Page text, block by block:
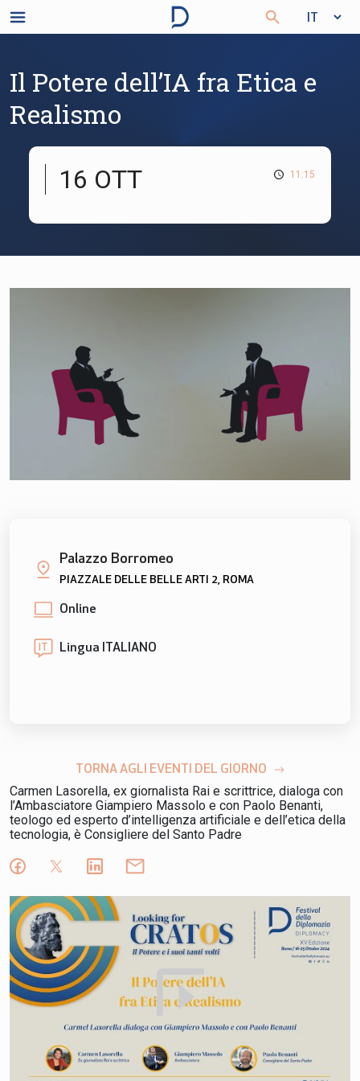
Il Potere dell’IA fra Etica e
Realismo
16 OTT 11:15
Palazzo Borromeo
PIAZZALE DELLE BELLE ARTI 2, ROMA
Online
IT Lingua ITALIANO
TORNA AGLI EVENTI DEL GIORNO
Carmen Lasorella, ex giornalista Rai e scrittrice, dialoga con
l’Ambasciatore Giampiero Massolo e con Paolo Benanti,
teologo ed esperto d’intelligenza artificiale e dell’etica della
tecnologia, è Consigliere del Santo Padre